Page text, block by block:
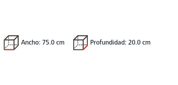
Ancho: 75.0 cm Profundidad: 20.0 cm